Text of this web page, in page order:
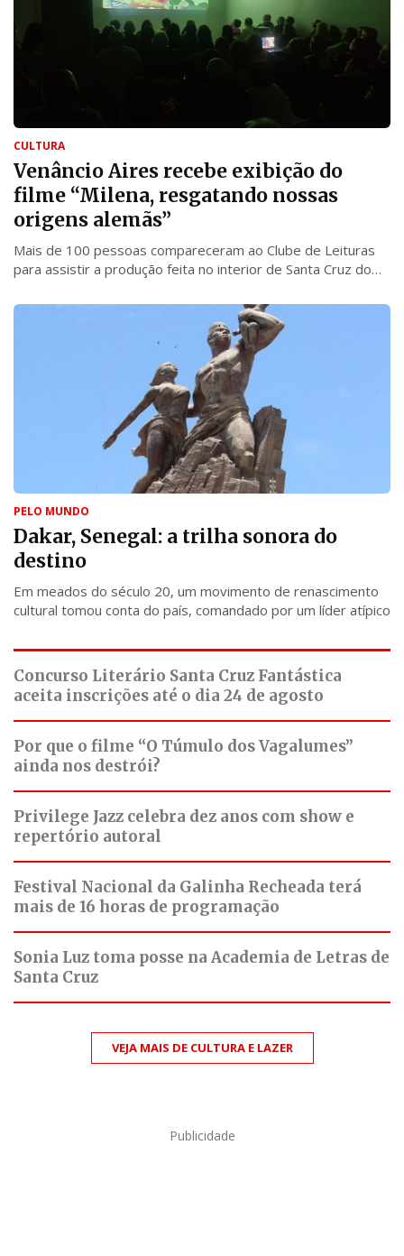
CULTURA
Venâncio Aires recebe exibição do
filme “Milena, resgatando nossas
origens alemãs”
Mais de 100 pessoas compareceram ao Clube de Leituras
para assistir a produção feita no interior de Santa Cruz do
PELO MUNDO
Dakar, Senegal: a trilha sonora do
destino
Em meados do século 20, um movimento de renascimento
cultural tomou conta do país, comandado por um líder atípico
Concurso Literário Santa Cruz Fantástica
aceita inscrições até o dia 24 de agosto
Por que o filme “O Túmulo dos Vagalumes”
ainda nos destrói?
Privilege Jazz celebra dez anos com show e
repertório autoral
Festival Nacional da Galinha Recheada terá
mais de 16 horas de programação
Sonia Luz toma posse na Academia de Letras de
Santa Cruz
VEJA MAIS DE CULTURA E LAZER
Publicidade